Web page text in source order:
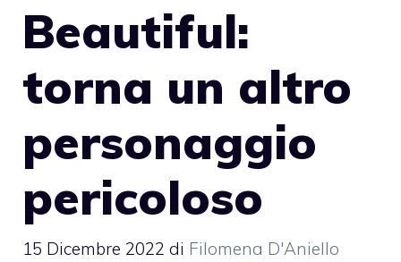
Beautiful:
torna un altro
personaggio
pericoloso
15 Dicembre 2022 di Filomena D'Aniello